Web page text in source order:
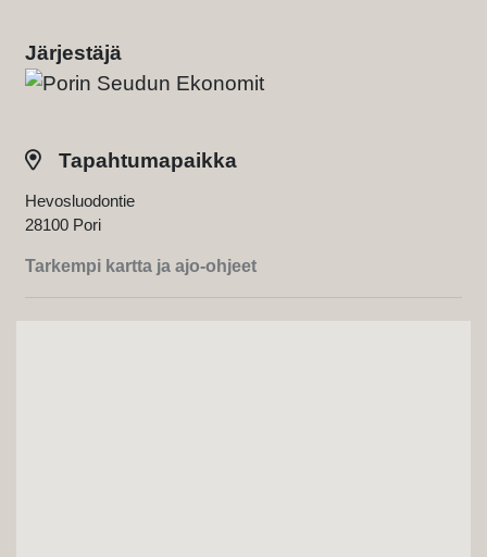
Järjestäjä
Tapahtumapaikka
Hevosluodontie
28100 Pori
Tarkempi kartta ja ajo-ohjeet